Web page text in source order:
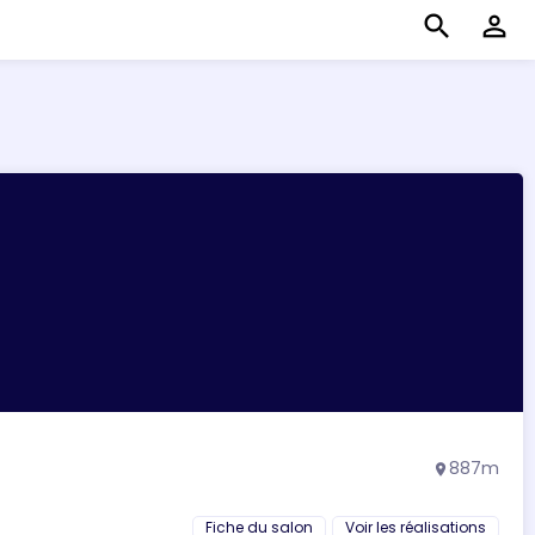
search perm_identity
location_on 887m
Fiche du salon Voir les réalisations